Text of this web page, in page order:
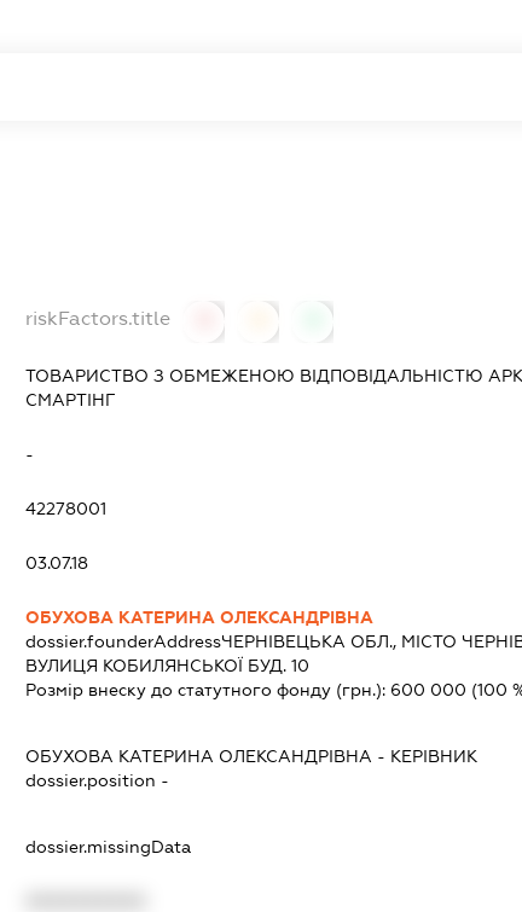
riskFactors.title
ТОВАРИСТВО З ОБМЕЖЕНОЮ ВІДПОВІДАЛЬНІСТЮАРК
СМАРТІНГ
-
42278001
03.07.18
ОБУХОВА КАТЕРИНА ОЛЕКСАНДРІВНА
dossier.founderAddressЧЕРНІВЕЦЬКА ОБЛ., МІСТО
ВУЛИЦЯ КОБИЛЯНСЬКОЇ БУД. 10
Розмір внеску до статутного фонду (грн.): 600 000 (100
ОБУХОВА КАТЕРИНА ОЛЕКСАНДРІВНА - КЕРІВНИК
dossier.position -
dossier.missingData